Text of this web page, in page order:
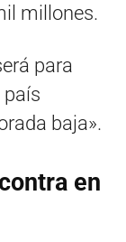
millones.
para
país
baja».
en